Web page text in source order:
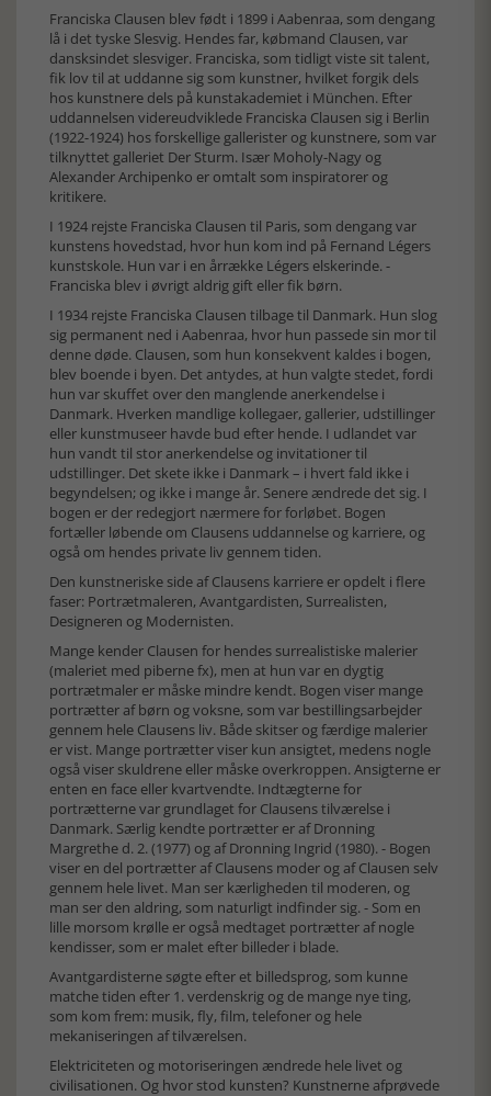
Franciska Clausen blev født i 1899 i Aabenraa, som dengang
lå i det tyske Slesvig. Hendes far, købmand Clausen, var
dansksindet slesviger. Franciska, som tidligt viste sit talent,
fik lov til at uddanne sig som kunstner, hvilket forgik dels
hos kunstnere dels på kunstakademiet i München. Efter
uddannelsen videreudviklede Franciska Clausen sig i Berlin
(1922-1924) hos forskellige gallerister og kunstnere, som var
tilknyttet galleriet Der Sturm. Især Moholy-Nagy og
Alexander Archipenko er omtalt som inspiratorer og
kritikere.
I 1924 rejste Franciska Clausen til Paris, som dengang var
kunstens hovedstad, hvor hun kom ind på Fernand Légers
kunstskole. Hun var i en årrække Légers elskerinde. -
Franciska blev i øvrigt aldrig gift eller fik børn.
I 1934 rejste Franciska Clausen tilbage til Danmark. Hun slog
sig permanent ned i Aabenraa, hvor hun passede sin mor til
denne døde. Clausen, som hun konsekvent kaldes i bogen,
blev boende i byen. Det antydes, at hun valgte stedet, fordi
hun var skuffet over den manglende anerkendelse i
Danmark. Hverken mandlige kollegaer, gallerier, udstillinger
eller kunstmuseer havde bud efter hende. I udlandet var
hun vandt til stor anerkendelse og invitationer til
udstillinger. Det skete ikke i Danmark – i hvert fald ikke i
begyndelsen; og ikke i mange år. Senere ændrede det sig. I
bogen er der redegjort nærmere for forløbet. Bogen
fortæller løbende om Clausens uddannelse og karriere, og
også om hendes private liv gennem tiden.
Den kunstneriske side af Clausens karriere er opdelt i flere
faser: Portrætmaleren, Avantgardisten, Surrealisten,
Designeren og Modernisten.
Mange kender Clausen for hendes surrealistiske malerier
(maleriet med piberne fx), men at hun var en dygtig
portrætmaler er måske mindre kendt. Bogen viser mange
portrætter af børn og voksne, som var bestillingsarbejder
gennem hele Clausens liv. Både skitser og færdige malerier
er vist. Mange portrætter viser kun ansigtet, medens nogle
også viser skuldrene eller måske overkroppen. Ansigterne er
enten en face eller kvartvendte. Indtægterne for
portrætterne var grundlaget for Clausens tilværelse i
Danmark. Særlig kendte portrætter er af Dronning
Margrethe d. 2. (1977) og af Dronning Ingrid (1980). - Bogen
viser en del portrætter af Clausens moder og af Clausen selv
gennem hele livet. Man ser kærligheden til moderen, og
man ser den aldring, som naturligt indfinder sig. - Som en
lille morsom krølle er også medtaget portrætter af nogle
kendisser, som er malet efter billeder i blade.
Avantgardisterne søgte efter et billedsprog, som kunne
matche tiden efter 1. verdenskrig og de mange nye ting,
som kom frem: musik, fly, film, telefoner og hele
mekaniseringen af tilværelsen.
Elektriciteten og motoriseringen ændrede hele livet og
civilisationen. Og hvor stod kunsten? Kunstnerne afprøvede